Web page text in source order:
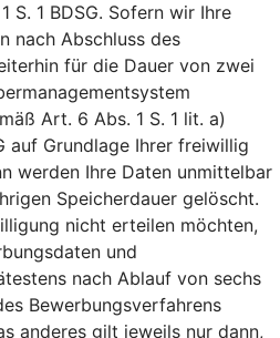
S. 1 BDSG. Sofern wir Ihre
nach Abschluss des
für die Dauer von zwei
Art. 6 Abs. 1 S. 1 lit. a)
auf Grundlage Ihrer freiwillig
werden Ihre Daten unmittelbar
Speicherdauer gelöscht.
nicht erteilen möchten,
und
nach Ablauf von sechs
Bewerbungsverfahrens
anderes gilt jeweils nur dann,